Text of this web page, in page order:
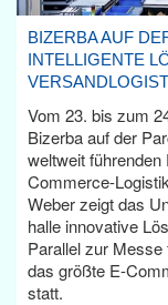
BIZERBA AUF
INTELLIGENTE
Vom 23. bis zum
Bizerba auf der
weltweit
Commerce-
Weber zeigt das
halle innovative
Parallel zur
das größte E-
statt.